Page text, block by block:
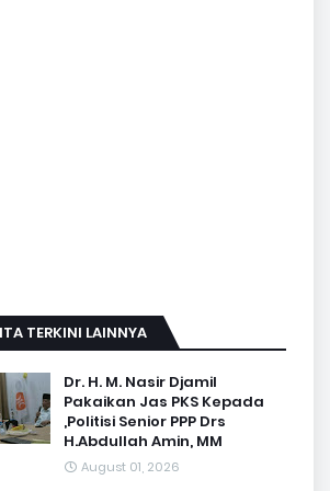
TERKINI LAINNYA
Dr. H. M. Nasir Djamil
Pakaikan Jas PKS Kepada
,Politisi Senior PPP Drs
H.Abdullah Amin, MM
August 01, 2026